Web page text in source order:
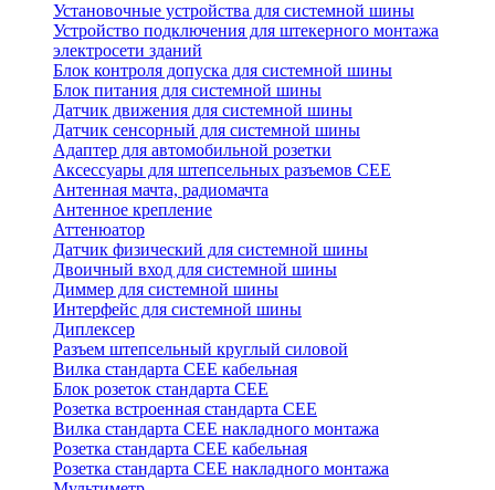
Установочные устройства для системной шины
Устройство подключения для штекерного монтажа
электросети зданий
Блок контроля допуска для системной шины
Блок питания для системной шины
Датчик движения для системной шины
Датчик сенсорный для системной шины
Адаптер для автомобильной розетки
Аксессуары для штепсельных разъемов CEE
Антенная мачта, радиомачта
Антенное крепление
Аттенюатор
Датчик физический для системной шины
Двоичный вход для системной шины
Диммер для системной шины
Интерфейс для системной шины
Диплексер
Разъем штепсельный круглый силовой
Вилка стандарта CEE кабельная
Блок розеток стандарта CEE
Розетка встроенная стандарта CEE
Вилка стандарта CEE накладного монтажа
Розетка стандарта СЕЕ кабельная
Розетка стандарта СЕЕ накладного монтажа